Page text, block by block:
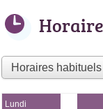
Lundi